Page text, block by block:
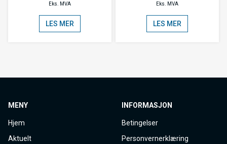
Eks. MVA
LES MER
Eks. MVA
LES MER
MENY
Hjem
Aktuelt
INFORMASJON
Betingelser
Personvernerklæring